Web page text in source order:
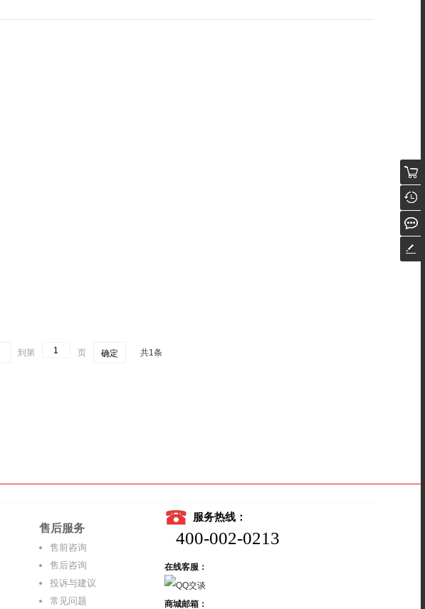
到第 页 确定 共1条
售后服务
售前咨询
售后咨询
投诉与建议
常见问题
服务热线：
400-002-0213
在线客服：
商城邮箱：